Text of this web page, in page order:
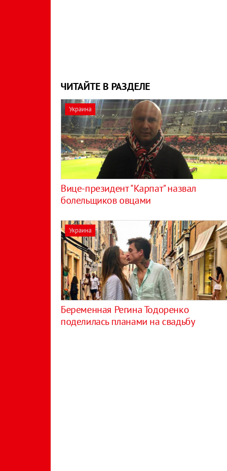
ЧИТАЙТЕ В РАЗДЕЛЕ
Украина
Вице-президент "Карпат" назвал
болельщиков овцами
Украина
Беременная Регина Тодоренко
поделилась планами на свадьбу